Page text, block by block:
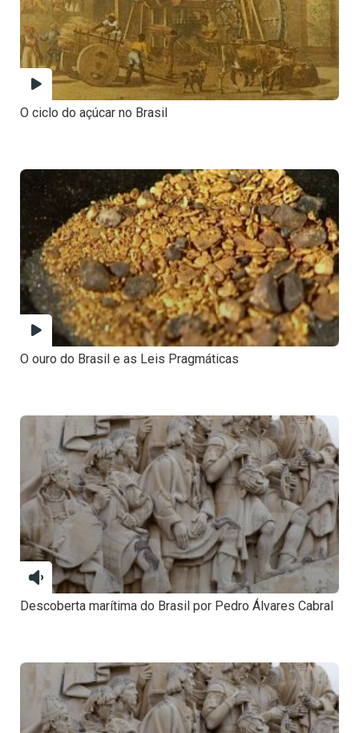
O ciclo do açúcar no Brasil
O ouro do Brasil e as Leis Pragmáticas
Descoberta marítima do Brasil por Pedro Álvares Cabral